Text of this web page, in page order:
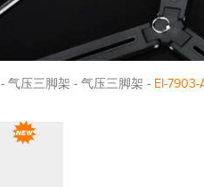
- 气压三脚架 - 气压三脚架 - EI-7903-